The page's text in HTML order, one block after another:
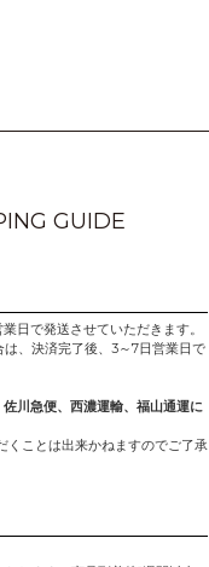
GUIDE
日で発送させていただきます。
、決済完了後、3～7日営業日で
川急便、西濃運輸、福山通運に
ことは出来かねますのでご了承